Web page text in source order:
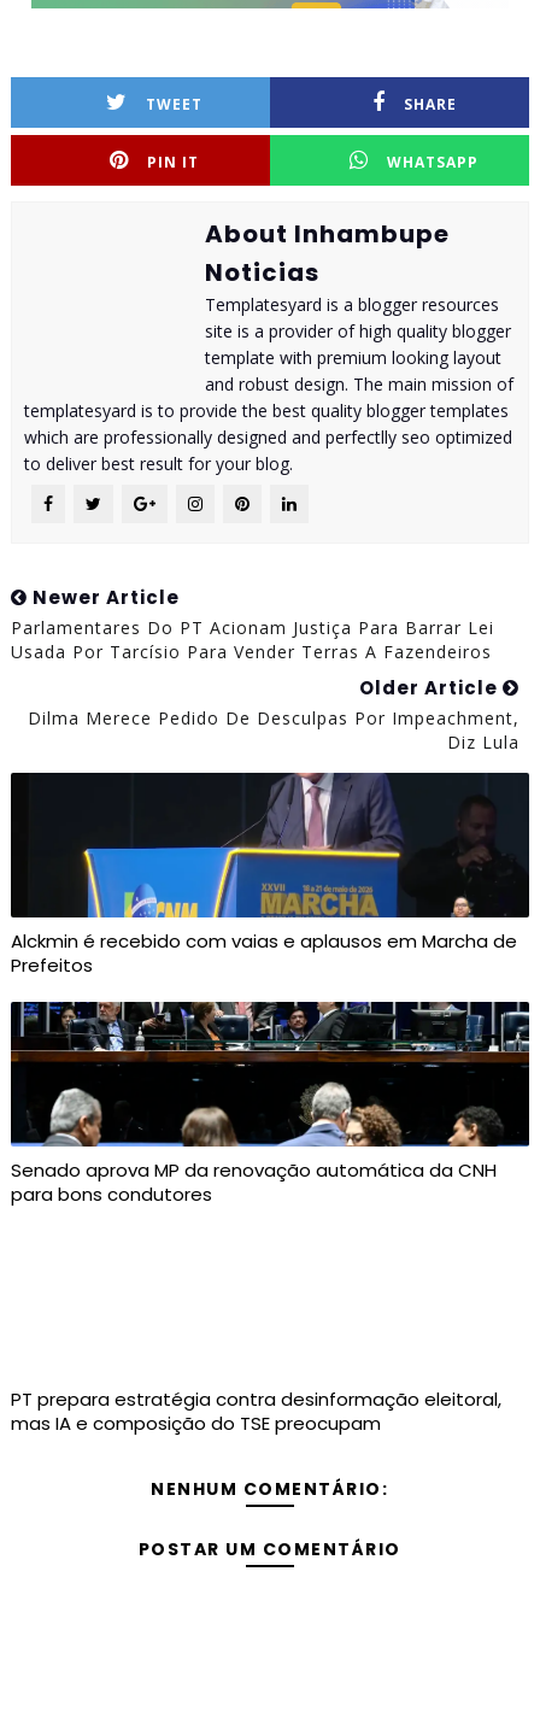
TWEET SHARE
PIN IT WHATSAPP
About Inhambupe
Noticias
Templatesyard is a blogger resources
site is a provider of high quality blogger
template with premium looking layout
and robust design. The main mission of
templatesyard is to provide the best quality blogger templates
which are professionally designed and perfectlly seo optimized
to deliver best result for your blog.
Newer Article
Parlamentares Do PT Acionam Justiça Para Barrar Lei
Usada Por Tarcísio Para Vender Terras A Fazendeiros
Older Article
Dilma Merece Pedido De Desculpas Por Impeachment,
Diz Lula
Alckmin é recebido com vaias e aplausos em Marcha de
Prefeitos
Senado aprova MP da renovação automática da CNH
para bons condutores
PT prepara estratégia contra desinformação eleitoral,
mas IA e composição do TSE preocupam
NENHUM COMENTÁRIO:
POSTAR UM COMENTÁRIO